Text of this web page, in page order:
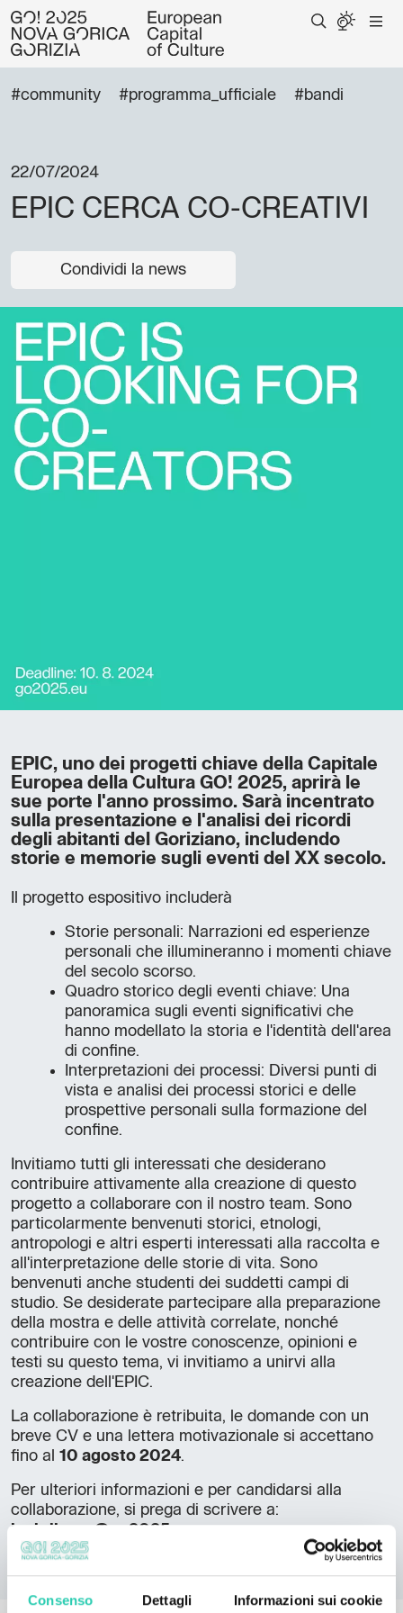
Consenso Dettagli Informazioni sui cookie
#community #programma_ufficiale #bandi
22/07/2024
EPIC CERCA CO-CREATIVI
Condividi la news
EPIC, uno dei progetti chiave della Capitale
Europea della Cultura GO! 2025, aprirà le
sue porte l'anno prossimo. Sarà incentrato
sulla presentazione e l'analisi dei ricordi
degli abitanti del Goriziano, includendo
storie e memorie sugli eventi del XX secolo.
Il progetto espositivo includerà
Storie personali: Narrazioni ed esperienze
personali che illumineranno i momenti chiave
del secolo scorso.
Quadro storico degli eventi chiave: Una
panoramica sugli eventi significativi che
hanno modellato la storia e l'identità dell'area
di confine.
Interpretazioni dei processi: Diversi punti di
vista e analisi dei processi storici e delle
prospettive personali sulla formazione del
confine.
Invitiamo tutti gli interessati che desiderano
contribuire attivamente alla creazione di questo
progetto a collaborare con il nostro team. Sono
particolarmente benvenuti storici, etnologi,
antropologi e altri esperti interessati alla raccolta e
all'interpretazione delle storie di vita. Sono
benvenuti anche studenti dei suddetti campi di
studio. Se desiderate partecipare alla preparazione
della mostra e delle attività correlate, nonché
contribuire con le vostre conoscenze, opinioni e
testi su questo tema, vi invitiamo a unirvi alla
creazione dell'EPIC.
La collaborazione è retribuita, le domande con un
breve CV e una lettera motivazionale si accettano
fino al 10 agosto 2024.
Per ulteriori informazioni e per candidarsi alla
collaborazione, si prega di scrivere a:
jani.rijavec@go2025.eu